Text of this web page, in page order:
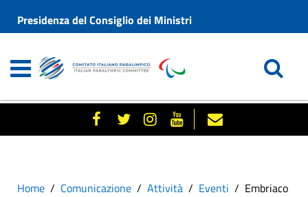
Presidenza del Consiglio dei Ministri
Home Comunicazione Attività Eventi
Embriaco